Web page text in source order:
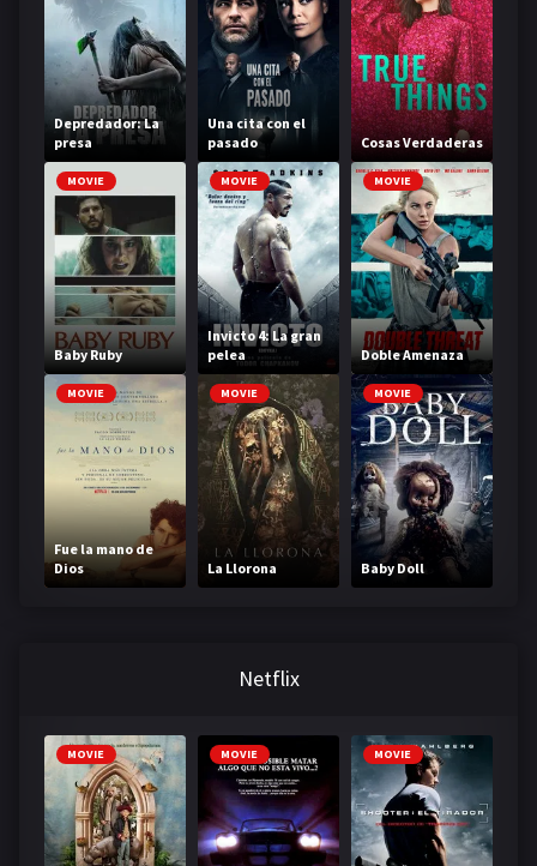
Depredador: La
presa
Una cita con el
pasado
Cosas Verdaderas
MOVIE
Baby Ruby
MOVIE
Invicto 4: La gran
pelea
MOVIE
Doble Amenaza
MOVIE
Fue la mano de
Dios
MOVIE
La Llorona
MOVIE
Baby Doll
Netflix
MOVIE MOVIE MOVIE